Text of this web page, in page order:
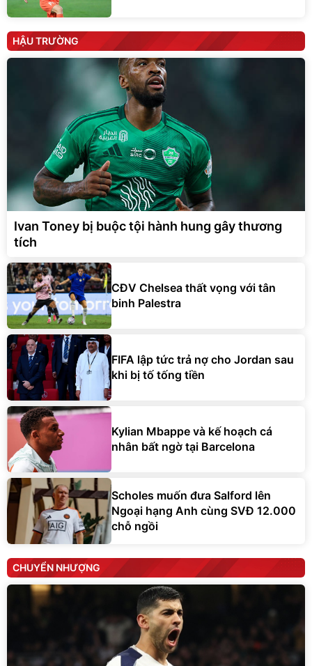
HẬU TRƯỜNG
Ivan Toney bị buộc tội hành hung gây thương
tích
CĐV Chelsea thất vọng với tân
binh Palestra
FIFA lập tức trả nợ cho Jordan sau
khi bị tố tống tiền
Kylian Mbappe và kế hoạch cá
nhân bất ngờ tại Barcelona
Scholes muốn đưa Salford lên
Ngoại hạng Anh cùng SVĐ 12.000
chỗ ngồi
CHUYỂN NHƯỢNG